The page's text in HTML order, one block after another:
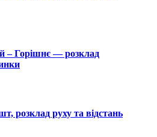
Горішнє — розклад
розклад руху та відстань